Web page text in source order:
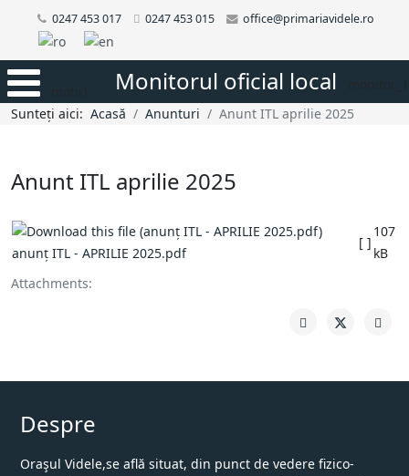
0247 453 017 0247 453 015 office@primariavidele.ro
Monitorul oficial local
Sunteți aici: Acasă Anunturi Anunt ITL aprilie 2025
Anunt ITL aprilie 2025
Attachments:
anunț ITL - APRILIE 2025.pdf
[ ]
107
kB
Despre
Oraşul Videle,se află situat, din punct de vedere fizico-